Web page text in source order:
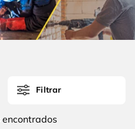
Filtrar